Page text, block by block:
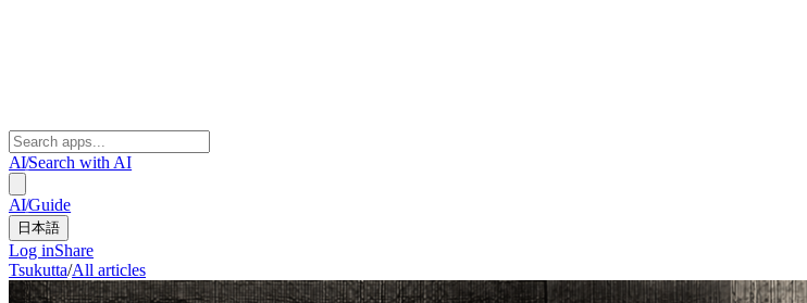
AI/Search with AI
AI/Guide
日本語
Log inShare
Tsukutta/All articles